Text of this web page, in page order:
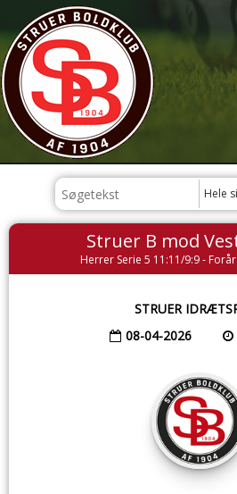
Hele
Struer B mod
Herrer Serie 5 11:11/9:9 - Forår
STRUER
08-04-2026